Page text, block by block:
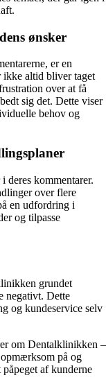
ønsker
er en
ikke altid bliver taget
over at få
sig det. Dette viser
behov og
deres kommentarer.
over flere
en udfordring i
og tilpasse
grundet
negativt. Dette
og kundeservice selv
om Dentalklinikken –
på og
af kunderne